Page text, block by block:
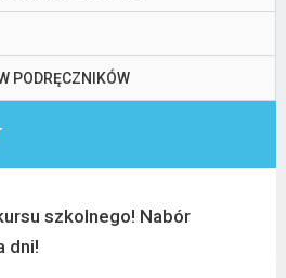
PODRĘCZNIKÓW
szkolnego! Nabór
dni!